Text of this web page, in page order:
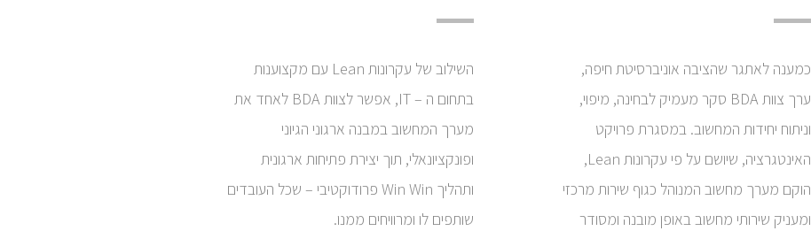
כמענה לאתגר שהציבה אוניברסיטת חיפה,
ערך צוות BDA סקר מעמיק לבחינה, מיפוי,
וניתוח יחידות המחשוב. במסגרת פרויקט
האינטגרציה, שיושם על פי עקרונות Lean,
הוקם מערך מחשוב המנוהל כגוף שירות מרכזי
ומעניק שירותי מחשוב באופן מובנה ומסודר
השילוב של עקרונות Lean עם מקצוענות
בתחום ה – IT, אפשר לצוות BDA לאחד את
מערך המחשוב במבנה ארגוני הגיוני
ופונקציונאלי, תוך יצירת פתיחות ארגונית
ותהליך Win Win פרודוקטיבי – שכל העובדים
שותפים לו ומרוויחים ממנו.